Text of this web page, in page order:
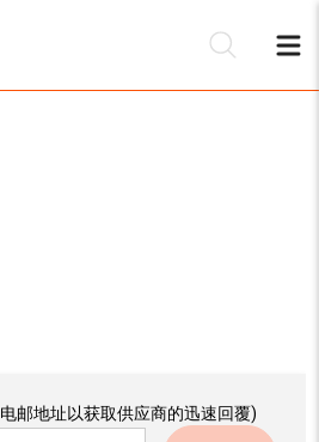
邮地址以获取供应商的迅速回覆)